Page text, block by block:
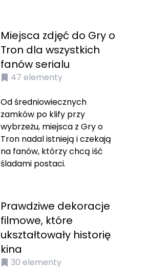
Miejsca zdjęć do Gry o
Tron dla wszystkich
fanów serialu
47 elementy
Od średniowiecznych
zamków po klify przy
wybrzeżu, miejsca z Gry o
Tron nadal istnieją i czekają
na fanów, którzy chcą iść
śladami postaci.
Prawdziwe dekoracje
filmowe, które
ukształtowały historię
kina
30 elementy